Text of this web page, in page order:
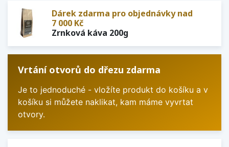
Dárek zdarma pro objednávky nad
7 000 Kč
Zrnková káva 200g
Vrtání otvorů do dřezu zdarma
Je to jednoduché - vložíte produkt do košíku a v
košíku si můžete naklikat, kam máme vyvrtat
otvory.